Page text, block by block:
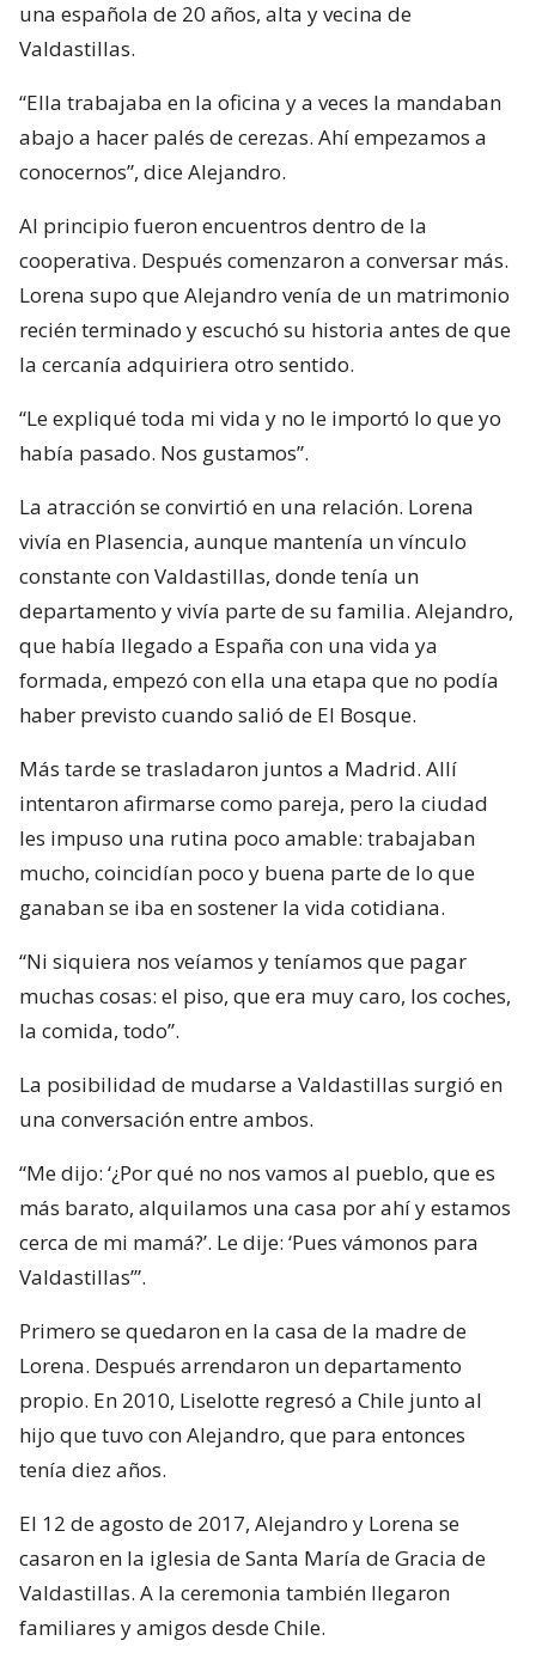
una española de 20 años, alta y vecina de
Valdastillas.
“Ella trabajaba en la oficina y a veces la mandaban
abajo a hacer palés de cerezas. Ahí empezamos a
conocernos”, dice Alejandro.
Al principio fueron encuentros dentro de la
cooperativa. Después comenzaron a conversar más.
Lorena supo que Alejandro venía de un matrimonio
recién terminado y escuchó su historia antes de que
la cercanía adquiriera otro sentido.
“Le expliqué toda mi vida y no le importó lo que yo
había pasado. Nos gustamos”.
La atracción se convirtió en una relación. Lorena
vivía en Plasencia, aunque mantenía un vínculo
constante con Valdastillas, donde tenía un
departamento y vivía parte de su familia. Alejandro,
que había llegado a España con una vida ya
formada, empezó con ella una etapa que no podía
haber previsto cuando salió de El Bosque.
Más tarde se trasladaron juntos a Madrid. Allí
intentaron afirmarse como pareja, pero la ciudad
les impuso una rutina poco amable: trabajaban
mucho, coincidían poco y buena parte de lo que
ganaban se iba en sostener la vida cotidiana.
“Ni siquiera nos veíamos y teníamos que pagar
muchas cosas: el piso, que era muy caro, los coches,
la comida, todo”.
La posibilidad de mudarse a Valdastillas surgió en
una conversación entre ambos.
“Me dijo: ‘¿Por qué no nos vamos al pueblo, que es
más barato, alquilamos una casa por ahí y estamos
cerca de mi mamá?’. Le dije: ‘Pues vámonos para
Valdastillas’”.
Primero se quedaron en la casa de la madre de
Lorena. Después arrendaron un departamento
propio. En 2010, Liselotte regresó a Chile junto al
hijo que tuvo con Alejandro, que para entonces
tenía diez años.
El 12 de agosto de 2017, Alejandro y Lorena se
casaron en la iglesia de Santa María de Gracia de
Valdastillas. A la ceremonia también llegaron
familiares y amigos desde Chile.